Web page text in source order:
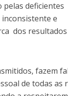
deficientes
e
dos
fazem
de todas as